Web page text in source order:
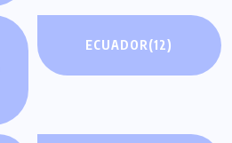
ECUADOR(12)